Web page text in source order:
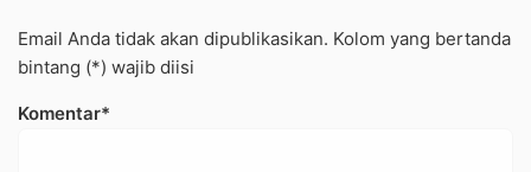
Email Anda tidak akan dipublikasikan. Kolom yang bertanda
bintang (*) wajib diisi
Komentar*